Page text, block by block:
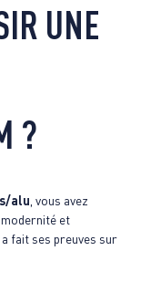
UNE
?
alu , vous avez
et
fait ses preuves sur